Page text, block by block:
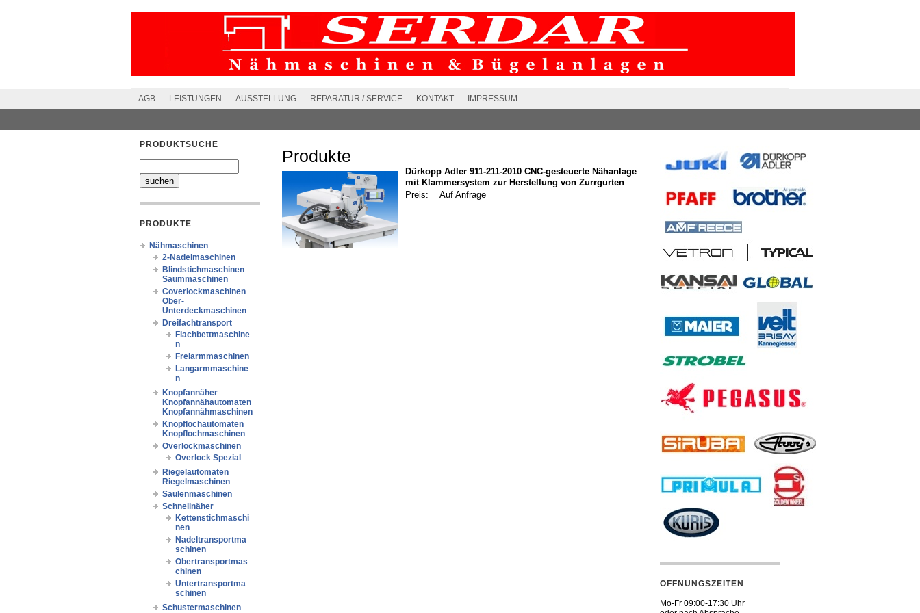
AGB LEISTUNGEN AUSSTELLUNG REPARATUR / SERVICE KONTAKT IMPRESSUM
PRODUKTSUCHE
PRODUKTE
Nähmaschinen
2-Nadelmaschinen
Blindstichmaschinen
Saummaschinen
Coverlockmaschinen
Ober-
Unterdeckmaschinen
Dreifachtransport
Flachbettmaschine
n
Freiarmmaschinen
Langarmmaschine
n
Knopfannäher
Knopfannähautomaten
Knopfannähmaschinen
Knopflochautomaten
Knopflochmaschinen
Overlockmaschinen
Overlock Spezial
Riegelautomaten
Riegelmaschinen
Säulenmaschinen
Schnellnäher
Kettenstichmaschi
nen
Nadeltransportma
schinen
Obertransportmas
chinen
Untertransportma
schinen
Schustermaschinen
Produkte
Dürkopp Adler 911-211-2010 CNC-gesteuerte Nähanlage
mit Klammersystem zur Herstellung von Zurrgurten
Auf Anfrage
Preis:
ÖFFNUNGSZEITEN
Mo-Fr 09:00-17:30 Uhr